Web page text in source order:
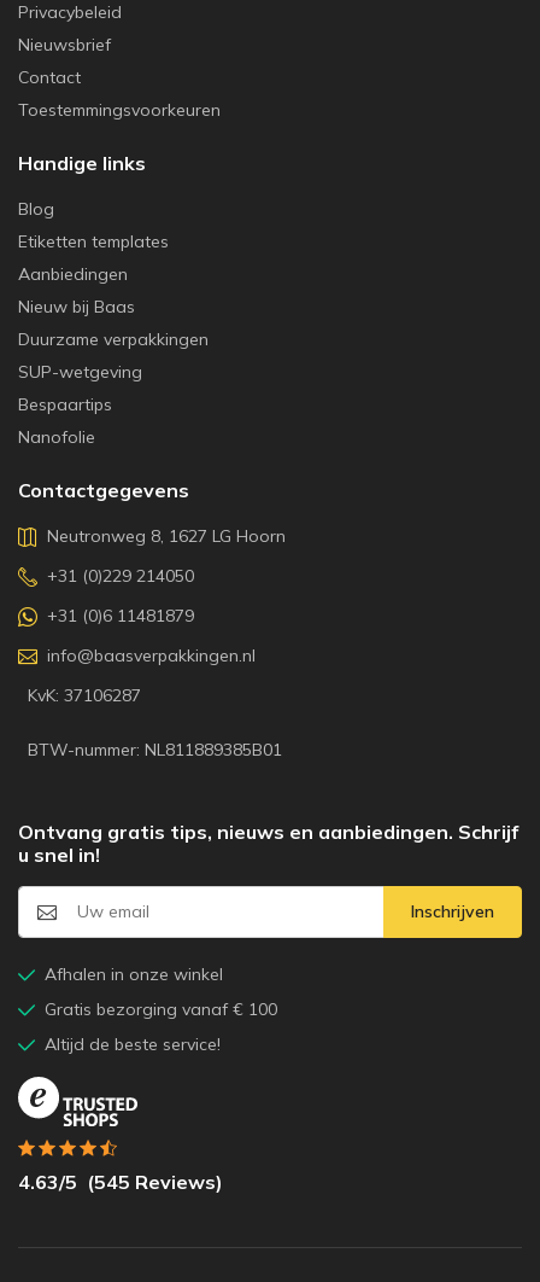
Privacybeleid
Nieuwsbrief
Contact
Toestemmingsvoorkeuren
Handige links
Blog
Etiketten templates
Aanbiedingen
Nieuw bij Baas
Duurzame verpakkingen
SUP-wetgeving
Bespaartips
Nanofolie
Contactgegevens
Neutronweg 8, 1627 LG Hoorn
+31 (0)229 214050
+31 (0)6 11481879
info@baasverpakkingen.nl
KvK: 37106287
BTW-nummer: NL811889385B01
Ontvang gratis tips, nieuws en aanbiedingen. Schrijf
u snel in!
Inschrijven
Afhalen in onze winkel
Gratis bezorging vanaf € 100
Altijd de beste service!
4.63/5 (545 Reviews)